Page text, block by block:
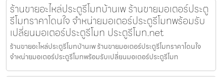
ร้านขายอะไหล่ประตูรีโมทบ้านเพ ร้านขายมอเตอร์ประตู
รีโมทราคาโดนใจ จำหน่ายมอเตอร์ประตูรีโมทพร้อมรับ
เปลี่ยนมอเตอร์ประตูรีโมท ประตูรีโมท.net
ร้านขายอะไหล่ประตูรีโมทบ้านเพ ร้านขายมอเตอร์ประตูรีโมทราคาโดนใจ
จำหน่ายมอเตอร์ประตูรีโมทพร้อมรับเปลี่ยนมอเตอร์ประตูรีโมท